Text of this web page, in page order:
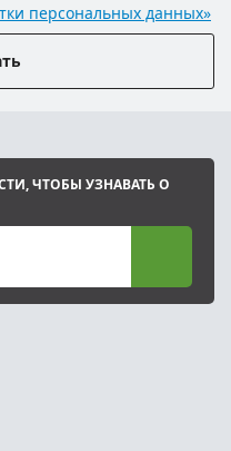
персональных данных»
ЧТОБЫ УЗНАВАТЬ О